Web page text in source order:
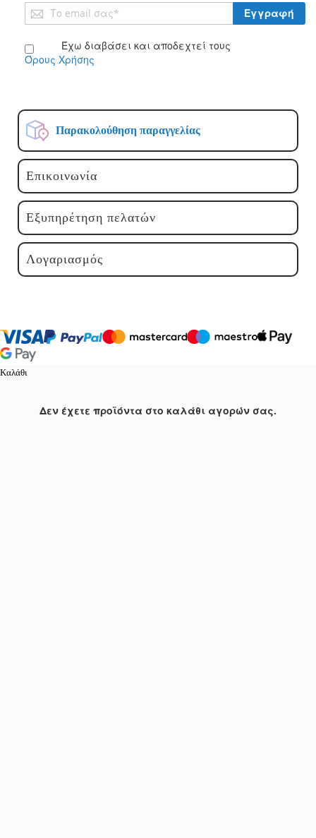
Παρακολούθηση παραγγελίας
Επικοινωνία
Εξυπηρέτηση πελατών
Λογαριασμός
Εγγραφή
στο
Δελτίο: Έχω διαβάσει και αποδεχτεί τους
Όρους Χρήσης
Εγγραφή
Καλάθι
Δεν έχετε προϊόντα στο καλάθι αγορών σας.